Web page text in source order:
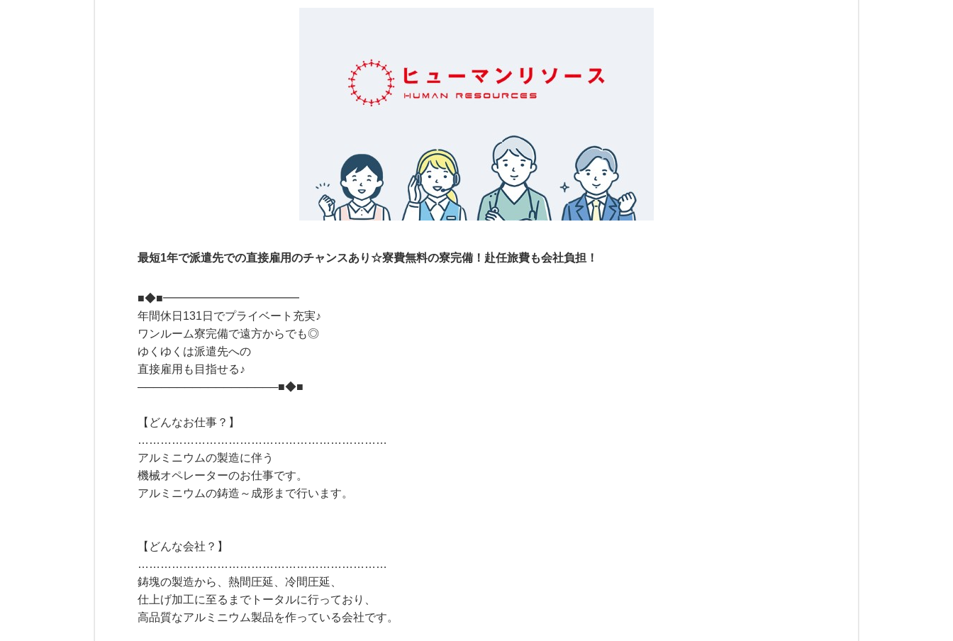
最短1年で派遣先での直接雇用のチャンスあり☆寮費無料の寮完備！赴任旅費も会社負担！
■◆■━━━━━━━━━━━━
年間休日131日でプライベート充実♪
ワンルーム寮完備で遠方からでも◎
ゆくゆくは派遣先への
直接雇用も目指せる♪
──────────────────■◆■
【どんなお仕事？】
…………………………………………………………
アルミニウムの製造に伴う
機械オペレーターのお仕事です。
アルミニウムの鋳造～成形まで行います。
【どんな会社？】
…………………………………………………………
鋳塊の製造から、熱間圧延、冷間圧延、
仕上げ加工に至るまでトータルに行っており、
高品質なアルミニウム製品を作っている会社です。